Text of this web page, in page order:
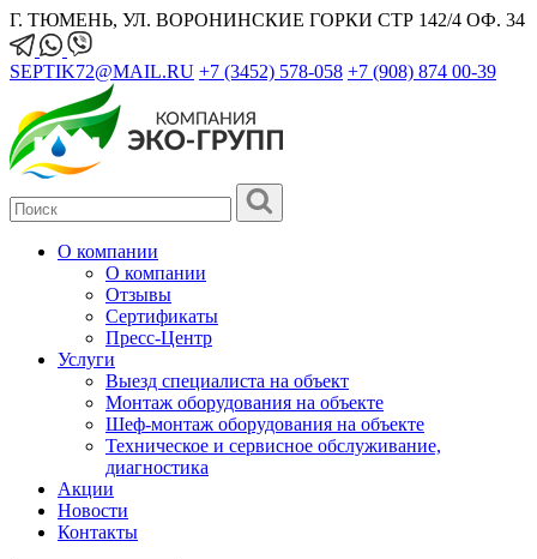
Г. ТЮМЕНЬ, УЛ. ВОРОНИНСКИЕ ГОРКИ СТР 142/4 ОФ. 34
SEPTIK72@MAIL.RU +7 (3452) 578-058 +7 (908) 874 00-39
О компании
О компании
Отзывы
Сертификаты
Пресс-Центр
Услуги
Выезд специалиста на объект
Монтаж оборудования на объекте
Шеф-монтаж оборудования на объекте
Техническое и сервисное обслуживание,
диагностика
Акции
Новости
Контакты